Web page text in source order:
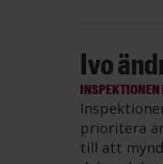
Ivo
INSPEKTIONEN
prioritera
till att